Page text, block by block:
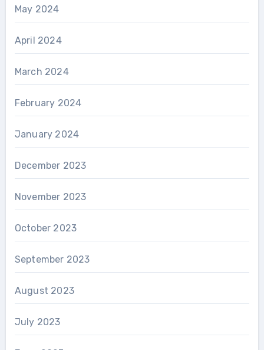
May 2024
April 2024
March 2024
February 2024
January 2024
December 2023
November 2023
October 2023
September 2023
August 2023
July 2023